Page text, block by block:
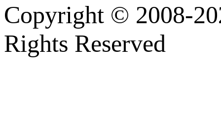
Copyright © 2008-
Rights Reserved